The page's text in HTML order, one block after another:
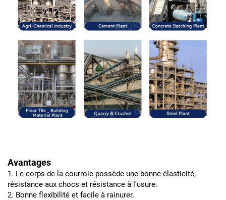
Avantages
1. Le corps de la courroie possède une bonne élasticité,
résistance aux chocs et résistance à l'usure.
2. Bonne flexibilité et facile à rainurer.